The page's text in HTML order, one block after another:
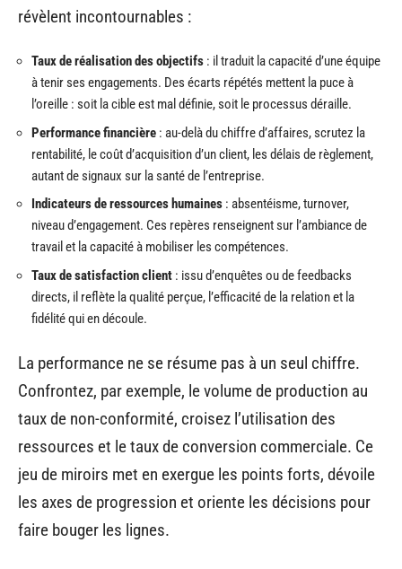
révèlent incontournables :
Taux de réalisation des objectifs : il traduit la capacité d’une équipe
à tenir ses engagements. Des écarts répétés mettent la puce à
l’oreille : soit la cible est mal définie, soit le processus déraille.
Performance financière : au-delà du chiffre d’affaires, scrutez la
rentabilité, le coût d’acquisition d’un client, les délais de règlement,
autant de signaux sur la santé de l’entreprise.
Indicateurs de ressources humaines : absentéisme, turnover,
niveau d’engagement. Ces repères renseignent sur l’ambiance de
travail et la capacité à mobiliser les compétences.
Taux de satisfaction client : issu d’enquêtes ou de feedbacks
directs, il reflète la qualité perçue, l’efficacité de la relation et la
fidélité qui en découle.
La performance ne se résume pas à un seul chiffre.
Confrontez, par exemple, le volume de production au
taux de non-conformité, croisez l’utilisation des
ressources et le taux de conversion commerciale. Ce
jeu de miroirs met en exergue les points forts, dévoile
les axes de progression et oriente les décisions pour
faire bouger les lignes.